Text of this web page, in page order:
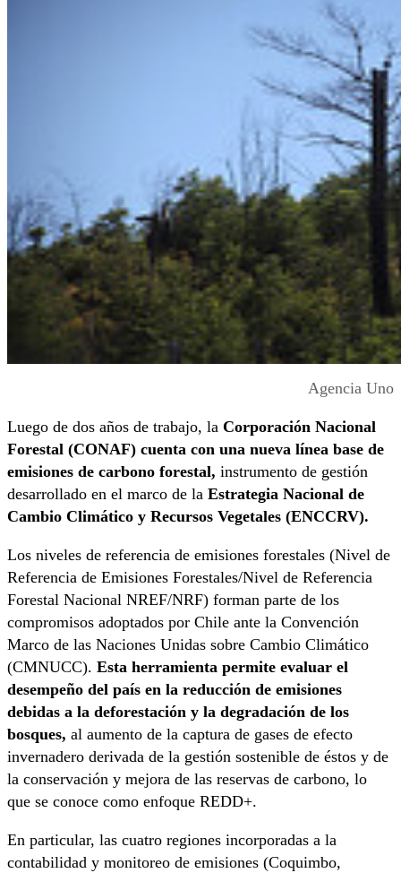
Agencia Uno
Luego de dos años de trabajo, la Corporación Nacional
Forestal (CONAF) cuenta con una nueva línea base de
emisiones de carbono forestal, instrumento de gestión
desarrollado en el marco de la Estrategia Nacional de
Cambio Climático y Recursos Vegetales (ENCCRV).
Los niveles de referencia de emisiones forestales (Nivel de
Referencia de Emisiones Forestales/Nivel de Referencia
Forestal Nacional NREF/NRF) forman parte de los
compromisos adoptados por Chile ante la Convención
Marco de las Naciones Unidas sobre Cambio Climático
(CMNUCC). Esta herramienta permite evaluar el
desempeño del país en la reducción de emisiones
debidas a la deforestación y la degradación de los
bosques, al aumento de la captura de gases de efecto
invernadero derivada de la gestión sostenible de éstos y de
la conservación y mejora de las reservas de carbono, lo
que se conoce como enfoque REDD+.
En particular, las cuatro regiones incorporadas a la
contabilidad y monitoreo de emisiones (Coquimbo,